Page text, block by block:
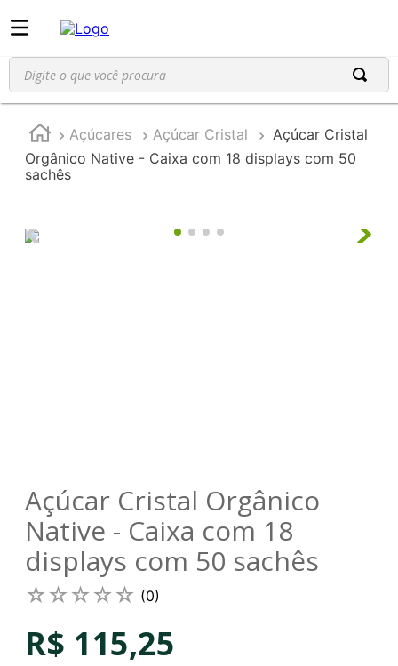
Digite o que você procura
Açúcares Açúcar Cristal
Açúcar Cristal
Orgânico Native - Caixa com 18 displays com 50
sachês
Açúcar Cristal Orgânico
Native - Caixa com 18
displays com 50 sachês
☆☆☆☆☆ (0)
R$ 115,25